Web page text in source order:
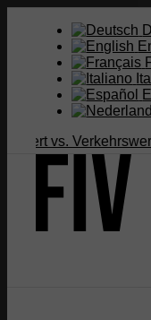
vs. Verkehrswert: